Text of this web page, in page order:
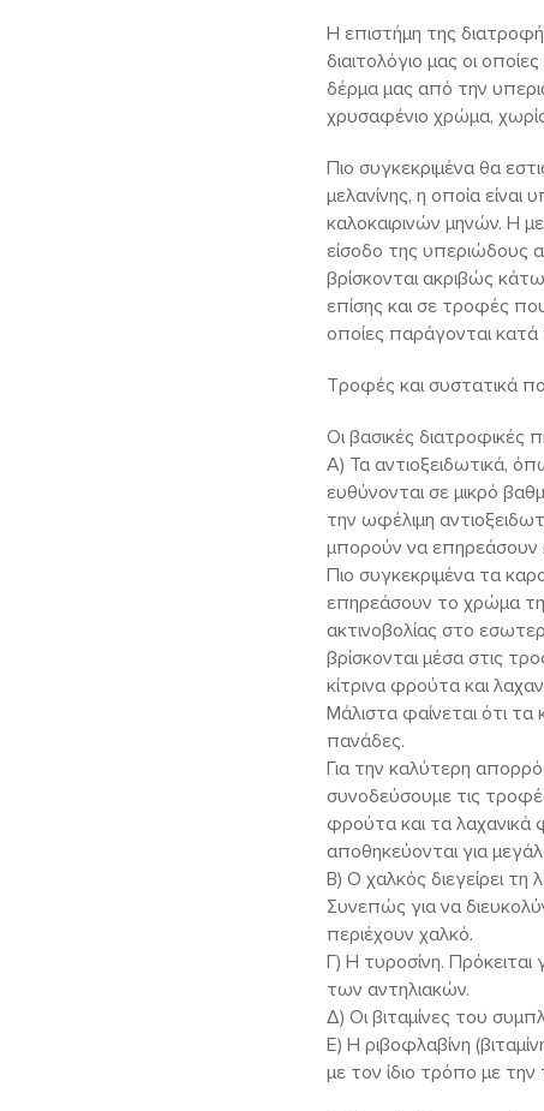
Η επιστήμη της
διαιτολόγιο μας οι
δέρμα μας από την
χρυσαφένιο χρώμα,
Πιο συγκεκριμένα θα
μελανίνης, η οποία
καλοκαιρινών μηνών. Η
είσοδο της υπεριώδους
βρίσκονται ακριβώς
επίσης και σε τροφές
οποίες παράγονται κατά
Τροφές και συστατικά
Οι βασικές διατροφικές
Α) Τα αντιοξειδωτικά,
ευθύνονται σε μικρό
την ωφέλιμη
μπορούν να επηρεάσουν
Πιο συγκεκριμένα τα
επηρεάσουν το χρώμα
ακτινοβολίας στο
βρίσκονται μέσα στις
κίτρινα φρούτα και
Μάλιστα φαίνεται ότι
πανάδες.
Για την καλύτερη
συνοδεύσουμε τις
φρούτα και τα λαχανικά
αποθηκεύονται για
Β) Ο χαλκός διεγείρει τη
Συνεπώς για να
περιέχουν χαλκό.
Γ) Η τυροσίνη.
των αντηλιακών.
Δ) Οι βιταμίνες του
Ε) Η ριβοφλαβίνη
με τον ίδιο τρόπο με την